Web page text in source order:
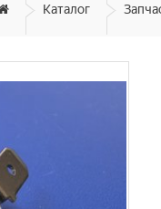
Каталог